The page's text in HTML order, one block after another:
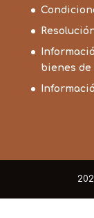
bienes de